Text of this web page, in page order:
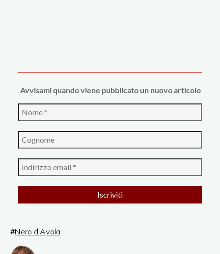
Avvisami quando viene pubblicato un nuovo articolo
#Nero d'Avola